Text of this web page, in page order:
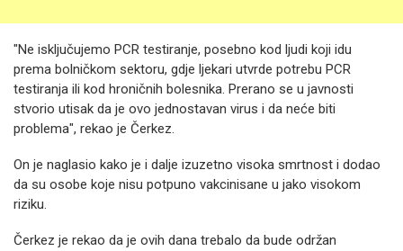
"Ne isključujemo PCR testiranje, posebno kod ljudi koji idu
prema bolničkom sektoru, gdje ljekari utvrde potrebu PCR
testiranja ili kod hroničnih bolesnika. Prerano se u javnosti
stvorio utisak da je ovo jednostavan virus i da neće biti
problema", rekao je Čerkez.
On je naglasio kako je i dalje izuzetno visoka smrtnost i dodao
da su osobe koje nisu potpuno vakcinisane u jako visokom
riziku.
Čerkez je rekao da je ovih dana trebalo da bude održan